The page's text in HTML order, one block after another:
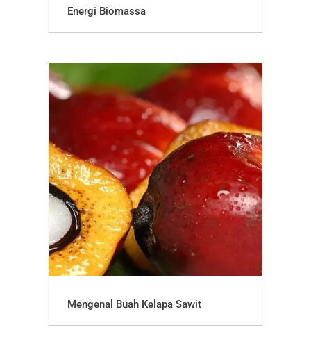
Energi Biomassa
Mengenal Buah Kelapa Sawit